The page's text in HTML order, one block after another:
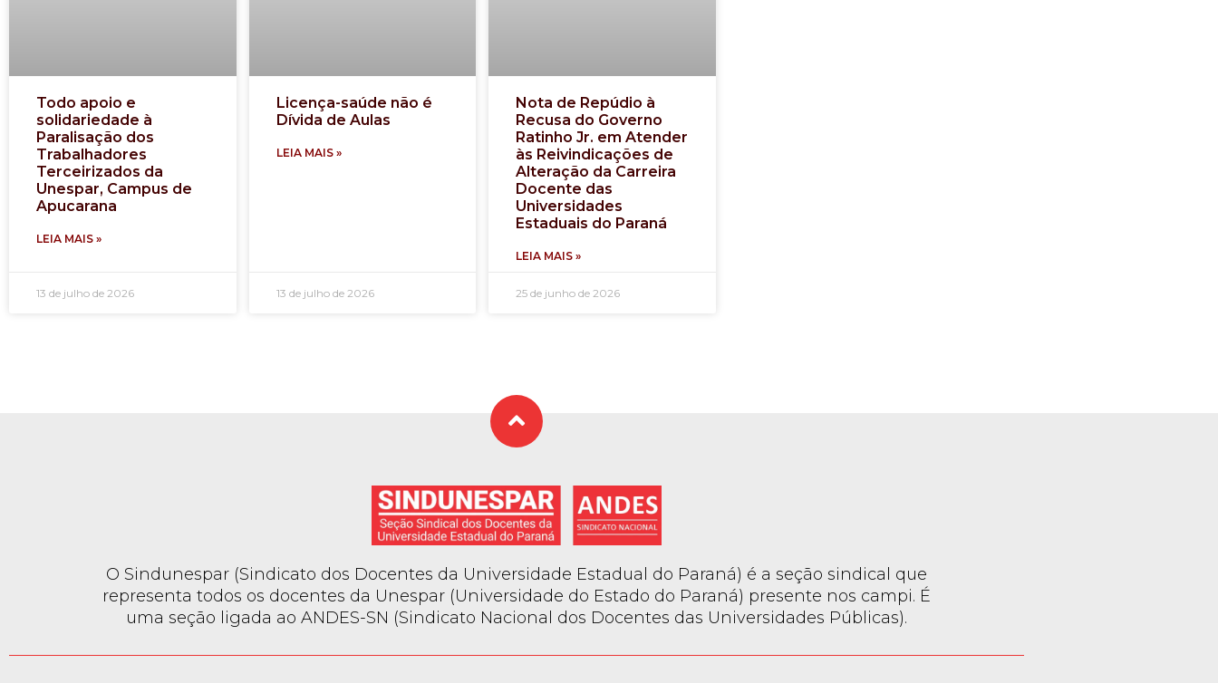
Todo apoio e
solidariedade à
Paralisação dos
Trabalhadores
Terceirizados da
Unespar, Campus de
Apucarana
LEIA MAIS »
13 de julho de 2026
Licença-saúde não é
Dívida de Aulas
LEIA MAIS »
13 de julho de 2026
Nota de Repúdio à
Recusa do Governo
Ratinho Jr. em Atender
às Reivindicações de
Alteração da Carreira
Docente das
Universidades
Estaduais do Paraná
LEIA MAIS »
25 de junho de 2026
O Sindunespar (Sindicato dos Docentes da Universidade Estadual do Paraná) é a seção sindical que
representa todos os docentes da Unespar (Universidade do Estado do Paraná) presente nos campi. É
uma seção ligada ao ANDES-SN (Sindicato Nacional dos Docentes das Universidades Públicas).